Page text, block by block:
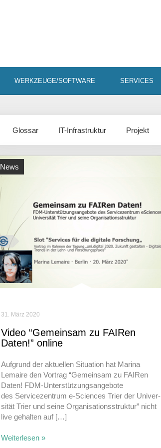
WERKZEUGE/SOFTWARE SERVICES
Glossar IT-Infrastruktur Projekt
News
31. März 2020
Video “Gemeinsam zu FAIRen
Daten!” online
Aufgrund der aktu­ellen Situa­tion hat Marina
Lemaire den Vortrag “Gemeinsam zu FAIRen
Daten! FDM-Unter­­stü­t­­zungs­­an­­ge­­bote
des Service­zen­trum e‑Sciences Trier der Univer­
sität Trier und seine Orga­ni­sa­ti­ons­struktur” nicht
live gehalten auf […]
Weiterlesen »